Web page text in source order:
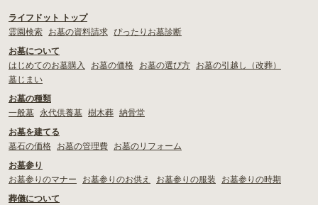
ライフドット トップ
霊園検索
お墓の資料請求 ぴったりお墓診断
お墓について
はじめてのお墓購入
お墓の価格 お墓の選び方
お墓の引越し（改葬）
墓じまい
お墓の種類
一般墓
永代供養墓 樹木葬 納骨堂
お墓を建てる
墓石の価格
お墓の管理費
お墓のリフォーム
お墓参り
お墓参りのマナー
お墓参りのお供え お墓参りの服装
お墓参りの時期
葬儀について